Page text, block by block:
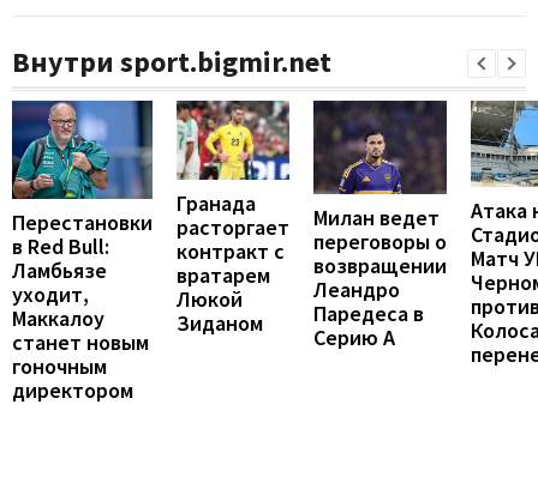
Внутри sport.bigmir.net
Перестановки
в Red Bull:
Ламбьязе
уходит,
Маккалоу
станет новым
гоночным
директором
Гранада
расторгает
контракт с
вратарем
Люкой
Зиданом
Милан ведет
переговоры о
возвращении
Леандро
Паредеса в
Серию А
Атака
Матч